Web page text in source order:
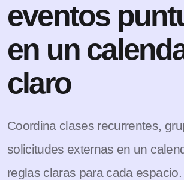
eventos
en un
claro
Coordina clases recurrentes,
solicitudes externas en un
reglas claras para cada espacio.